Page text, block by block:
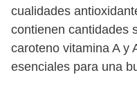
cualidades
contienen cantidades
caroteno vitamina A y
esenciales para una